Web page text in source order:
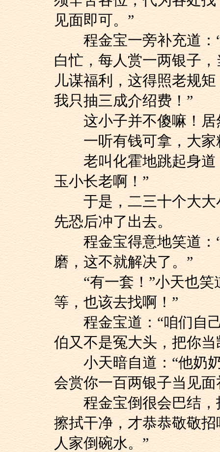
见面即可。”
程金宝一旁补充道：“
白忙，每人赏一两银子
儿谋福利，这得照老规
我只抽三成介绍费！”
这小子并不傻嘛！居
一听有钱可拿，大家
老叫化霍地跳起身道
玉小长老啊！”
于是，二三十个大大
先恐后冲了出去。
程金宝得意地笑道：“
磨，这不就解决了。”
“有一套！”小天也笑
等，也该去找啊！”
程金宝道：“咱们自己
伯又不是冤大头，把你当
小天暗自道：“他奶奶
会赏你一百两银子当见面
程金宝倒很会巴结，
擦拭干净，才恭恭敬敬
人家倒碗水。”